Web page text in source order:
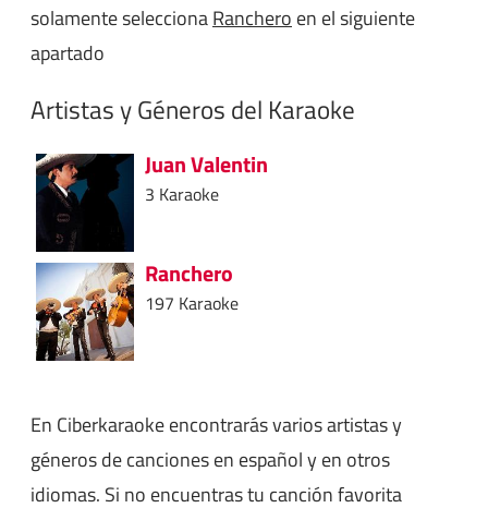
solamente seleccionaRanchero en el siguiente
apartado
Artistas y Géneros del Karaoke
Juan Valentin
3 Karaoke
Ranchero
197 Karaoke
En Ciberkaraoke encontrarás varios artistas y
géneros de canciones en español y en otros
idiomas. Si no encuentras tu canción favorita